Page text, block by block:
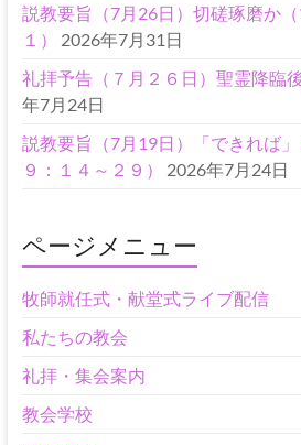
説教要旨（7月26日）切磋琢磨か
１）
2026年7月31日
礼拝予告（７月２６日）聖霊降臨
年7月24日
説教要旨（7月19日）「できれば
９：１４～２９）
2026年7月24日
ページメニュー
牧師就任式・献堂式ライブ配信
私たちの教会
礼拝・集会案内
教会学校